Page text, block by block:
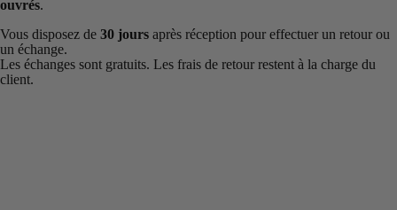
ouvrés.
Vous disposez de 30 jours après réception pour effectuer un retour ou
un échange.
Les échanges sont gratuits. Les frais de retour restent à la charge du
client.